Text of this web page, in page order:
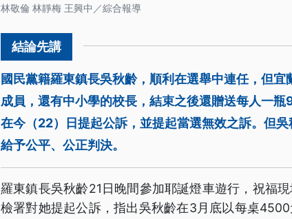
林敬倫 林靜梅 王興中／綜合報導
國民黨籍羅東鎮長吳秋齡，順利在選舉中連任，但
成員，還有中小學的校長，結束之後還贈送每人一
在今（22）日提起公訴，並提起當選無效之訴。但
給予公平、公正判決。
羅東鎮長吳秋齡21日晚間參加耶誕燈車遊行，祝福
檢署對她提起公訴，指出吳秋齡在3月底以每桌